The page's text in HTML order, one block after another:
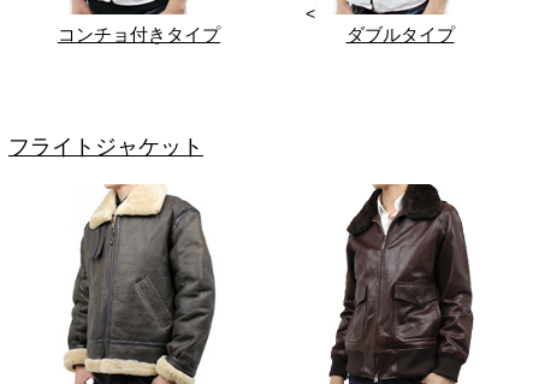
コンチョ付きタイプ
<
ダブルタイプ
フライトジャケット